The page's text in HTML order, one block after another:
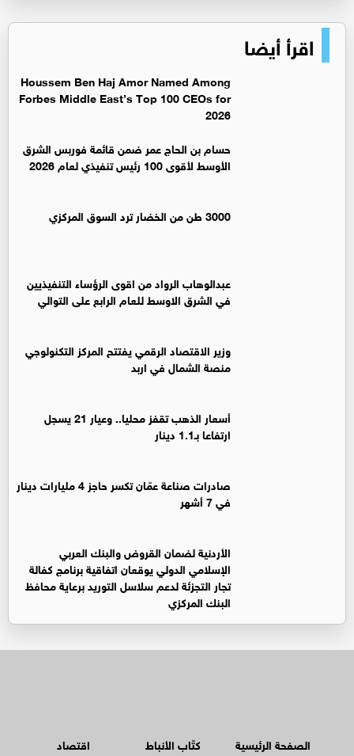
اقرأ أيضا
Houssem Ben Haj Amor Named Among
Forbes Middle East’s Top 100 CEOs for
2026
حسام بن الحاج عمر ضمن قائمة فوربس الشرق
الأوسط لأقوى 100 رئيس تنفيذي لعام 2026
3000 طن من الخضار ترد السوق المركزي
عبدالوهاب الرواد من اقوى الرؤساء التنفيذيين
في الشرق الاوسط للعام الرابع على التوالي
وزير الاقتصاد الرقمي يفتتح المركز التكنولوجي
منصة الشمال في اربد
أسعار الذهب تقفز محليا.. وعيار 21 يسجل
ارتفاعا بـ1.1 دينار
صادرات صناعة عمّان تكسر حاجز 4 مليارات دينار
في 7 أشهر
الأردنية لضمان القروض والبنك العربي
الإسلامي الدولي يوقعان اتفاقية برنامج كفالة
تجار التجزئة لدعم سلاسل التوريد برعاية محافظ
البنك المركزي
الصفحة الرئيسية
كتّاب الأنباط
اقتصاد